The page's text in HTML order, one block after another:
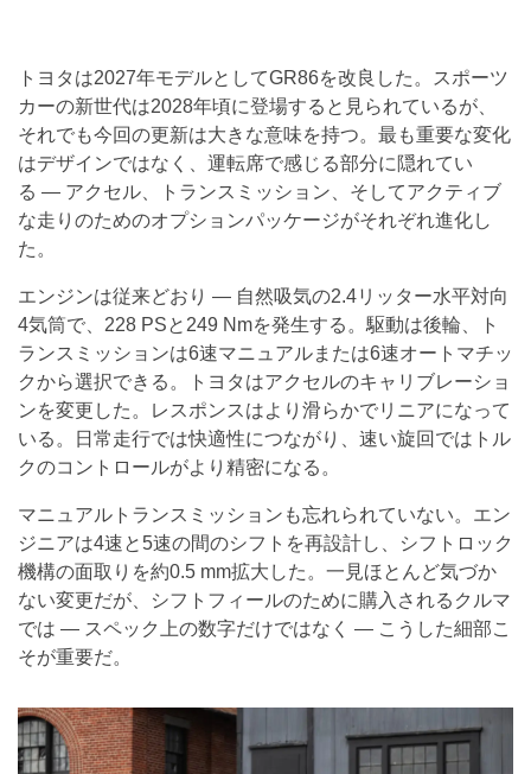
トヨタは2027年モデルとしてGR86を改良した。スポーツ
カーの新世代は2028年頃に登場すると見られているが、
それでも今回の更新は大きな意味を持つ。最も重要な変化
はデザインではなく、運転席で感じる部分に隠れてい
る — アクセル、トランスミッション、そしてアクティブ
な走りのためのオプションパッケージがそれぞれ進化し
た。
エンジンは従来どおり — 自然吸気の2.4リッター水平対向
4気筒で、228 PSと249 Nmを発生する。駆動は後輪、ト
ランスミッションは6速マニュアルまたは6速オートマチッ
クから選択できる。トヨタはアクセルのキャリブレーショ
ンを変更した。レスポンスはより滑らかでリニアになって
いる。日常走行では快適性につながり、速い旋回ではトル
クのコントロールがより精密になる。
マニュアルトランスミッションも忘れられていない。エン
ジニアは4速と5速の間のシフトを再設計し、シフトロック
機構の面取りを約0.5 mm拡大した。一見ほとんど気づか
ない変更だが、シフトフィールのために購入されるクルマ
では — スペック上の数字だけではなく — こうした細部こ
そが重要だ。